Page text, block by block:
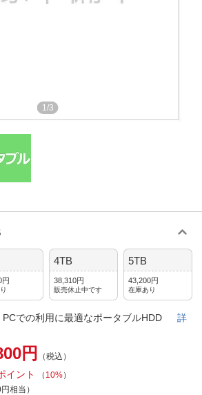
1/3
円
4TB
38,310円
販売休止中です
5TB
43,200円
在庫あり
PCでの利用に最適なポータブルHDD 詳
円 （税込）
イント （ 10%）
相当）